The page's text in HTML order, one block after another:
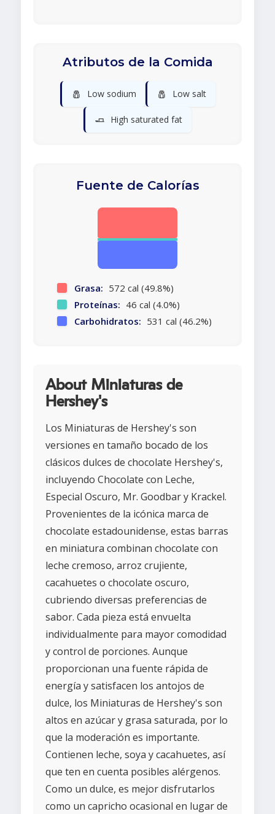
Atributos de la Comida
🧂 Low sodium 🧂 Low salt
🧈 High saturated fat
Fuente de Calorías
Grasa: 572 cal (49.8%)
Proteínas: 46 cal (4.0%)
Carbohidratos: 531 cal (46.2%)
About Miniaturas de
Hershey's
Los Miniaturas de Hershey's son
versiones en tamaño bocado de los
clásicos dulces de chocolate Hershey's,
incluyendo Chocolate con Leche,
Especial Oscuro, Mr. Goodbar y Krackel.
Provenientes de la icónica marca de
chocolate estadounidense, estas barras
en miniatura combinan chocolate con
leche cremoso, arroz crujiente,
cacahuetes o chocolate oscuro,
cubriendo diversas preferencias de
sabor. Cada pieza está envuelta
individualmente para mayor comodidad
y control de porciones. Aunque
proporcionan una fuente rápida de
energía y satisfacen los antojos de
dulce, los Miniaturas de Hershey's son
altos en azúcar y grasa saturada, por lo
que la moderación es importante.
Contienen leche, soya y cacahuetes, así
que ten en cuenta posibles alérgenos.
Como un dulce, es mejor disfrutarlos
como un capricho ocasional en lugar de